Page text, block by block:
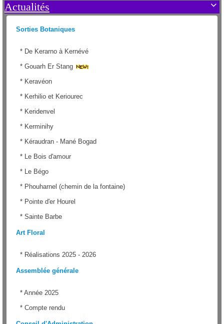

Actualités
Sorties Botaniques
* De Kerarno à Kernévé
* Gouarh Er Stang
* Keravéon
* Kerhilio et Keriourec
* Keridenvel
* Kerminihy
* Kéraudran - Mané Bogad
* Le Bois d'amour
* Le Bégo
* Phouharnel (chemin de la fontaine)
* Pointe d'er Hourel
* Sainte Barbe
Art Floral
* Réalisations 2025 - 2026
Assemblée générale
* Année 2025
* Compte rendu